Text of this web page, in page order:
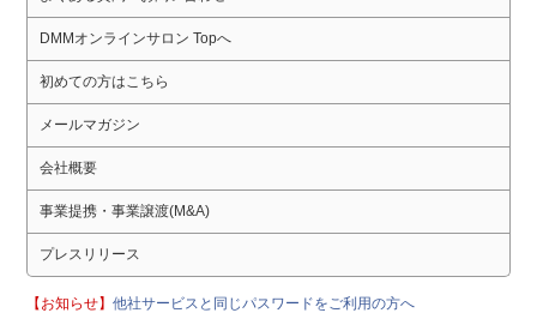
DMMオンラインサロン Topへ
初めての方はこちら
メールマガジン
会社概要
事業提携・事業譲渡(M&A)
プレスリリース
【お知らせ】他社サービスと同じパスワードをご利用の方へ